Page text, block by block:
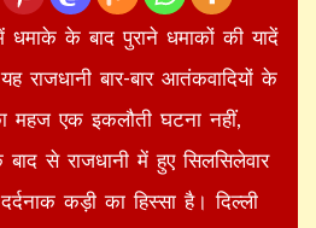
धमाके के बाद पुराने धमाकों की यादें
राजधानी बार-बार आतंकवादियों के
महज एक इकलौती घटना नहीं,
से राजधानी में हुए सिलसिलेवार
कड़ी का हिस्सा है। दिल्ली